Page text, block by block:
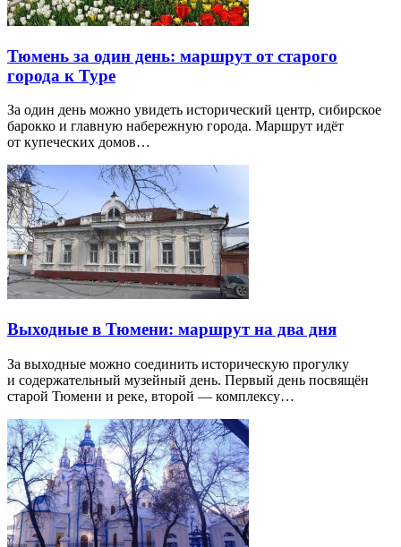
Тюмень за один день: маршрут от старого
города к Туре
За один день можно увидеть исторический центр, сибирское
барокко и главную набережную города. Маршрут идёт
от купеческих домов…
Выходные в Тюмени: маршрут на два дня
За выходные можно соединить историческую прогулку
и содержательный музейный день. Первый день посвящён
старой Тюмени и реке, второй — комплексу…